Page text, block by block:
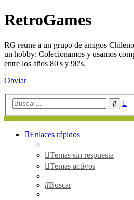
RetroGames
RG reune a un grupo de amigos
un hobby: Colecionamos y usamos
entre los años 80's y 90's.
Obviar
Buscar
Enlaces rápidos
Temas sin respuesta
Temas activos
Buscar